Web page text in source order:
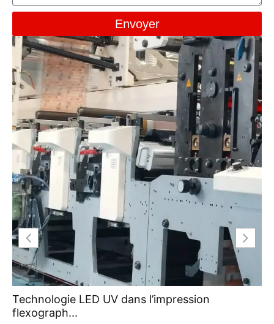
Envoyer
Technologie LED UV dans l’impression
flexograph...